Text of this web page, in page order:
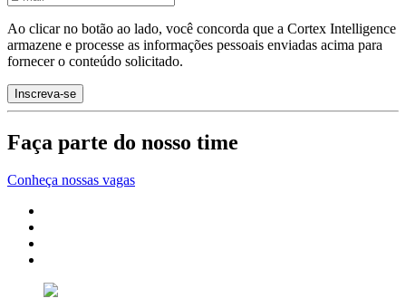
Ao clicar no botão ao lado, você concorda que a Cortex Intelligence
armazene e processe as informações pessoais enviadas acima para
fornecer o conteúdo solicitado.
Faça parte do nosso time
Conheça nossas vagas